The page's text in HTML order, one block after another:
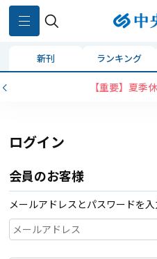
新刊 ランキング
【重要】夏季
ログイン
会員のお客様
メールアドレスとパスワードを